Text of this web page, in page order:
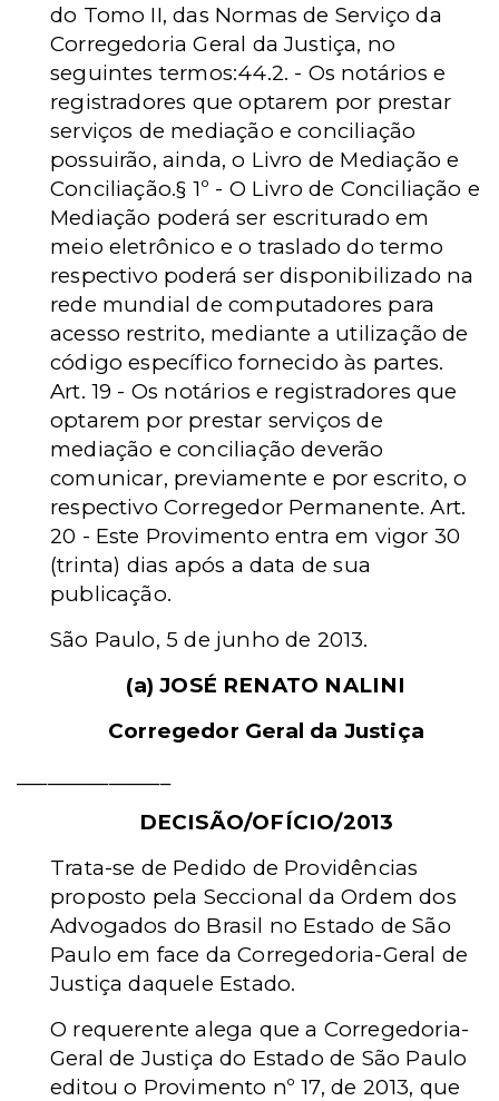
do Tomo II, das Normas de Serviço da
Corregedoria Geral da Justiça, no
seguintes termos:44.2. - Os notários e
registradores que optarem por prestar
serviços de mediação e conciliação
possuirão, ainda, o Livro de Mediação e
Conciliação.§ 1º - O Livro de Conciliação e
Mediação poderá ser escriturado em
meio eletrônico e o traslado do termo
respectivo poderá ser disponibilizado na
rede mundial de computadores para
acesso restrito, mediante a utilização de
código específico fornecido às partes.
Art. 19 - Os notários e registradores que
optarem por prestar serviços de
mediação e conciliação deverão
comunicar, previamente e por escrito, o
respectivo Corregedor Permanente. Art.
20 - Este Provimento entra em vigor 30
(trinta) dias após a data de sua
publicação.
São Paulo, 5 de junho de 2013.
(a) JOSÉ RENATO NALINI
Corregedor Geral da Justiça
DECISÃO/OFÍCIO/2013
Trata-se de Pedido de Providências
proposto pela Seccional da Ordem dos
Advogados do Brasil no Estado de São
Paulo em face da Corregedoria-Geral de
Justiça daquele Estado.
O requerente alega que a Corregedoria-
Geral de Justiça do Estado de São Paulo
editou o Provimento nº 17, de 2013, que